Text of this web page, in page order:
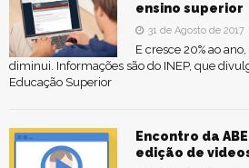
ensino superior
31 de Agosto de 2017
E cresce 20% ao
diminui. Informações são do INEP, que
Educação Superior
Encontro da
edição de